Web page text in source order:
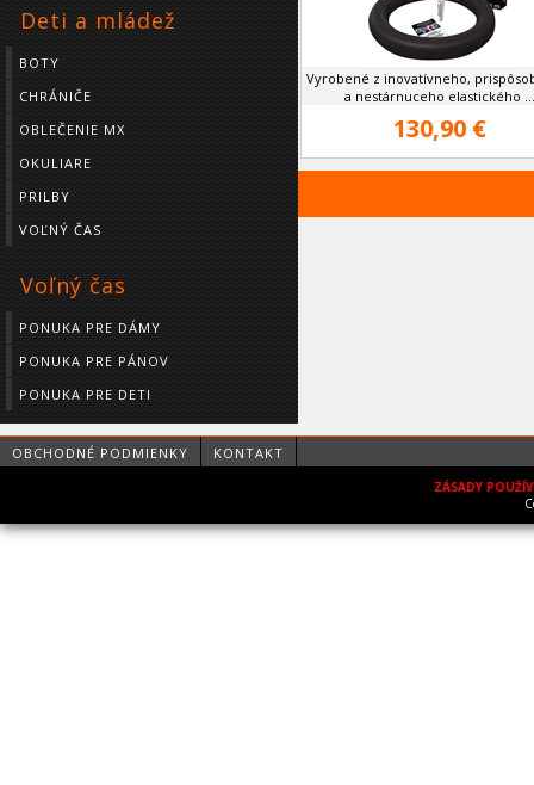
Deti a mládež
BOTY
CHRÁNIČE
OBLEČENIE MX
OKULIARE
PRILBY
VOĽNÝ ČAS
Voľný čas
PONUKA PRE DÁMY
PONUKA PRE PÁNOV
PONUKA PRE DETI
Vyrobené z inovatívneho,
a nestárnuceho elastického ...
130,90 €
OBCHODNÉ PODMIENKY KONTAKT
ZÁSADY